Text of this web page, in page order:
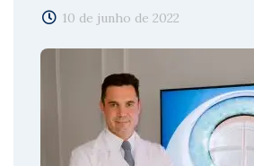
10 de junho de 2022